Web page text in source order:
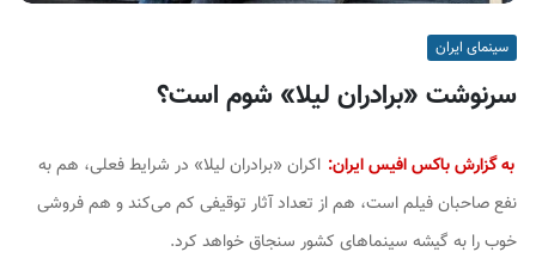
سینمای ایران
سرنوشت «برادران لیلا» شوم است؟
به گزارش باکس افیس ایران: اکران «برادران لیلا» در شرایط فعلی، هم به
نفع صاحبان فیلم است، هم از تعداد آثار توقیفی کم می‌کند و هم فروشی
خوب را به گیشه سینماهای کشور سنجاق خواهد کرد.